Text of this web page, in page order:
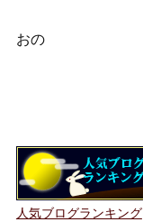
おの
人気ブログランキング